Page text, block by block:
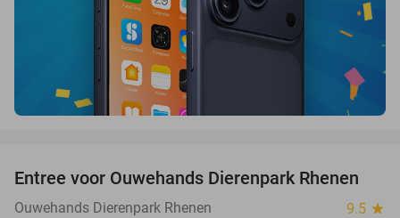
19%
Entree voor Ouwehands Dierenpark Rhenen
Ouwehands Dierenpark Rhenen 9.5 star